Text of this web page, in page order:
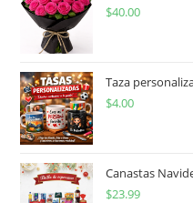
$40.00
Taza
$4.00
Canastas
$23.99